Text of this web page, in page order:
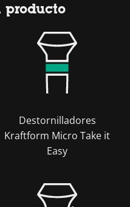
producto
Destornilladores
Kraftform Micro Take it
Easy